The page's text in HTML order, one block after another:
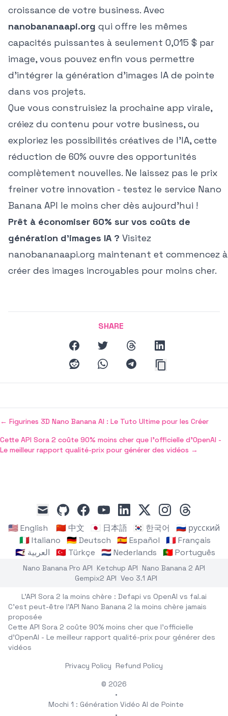
croissance de votre business. Avec
nanobananaapi.org qui offre les mêmes
capacités puissantes à seulement 0,015 $ par
image, vous pouvez enfin vous permettre
d'intégrer la génération d'images IA de pointe
dans vos projets.
Que vous construisiez la prochaine app virale,
créiez du contenu pour votre business, ou
exploriez les possibilités créatives de l'IA, cette
réduction de 60% ouvre des opportunités
complètement nouvelles. Ne laissez pas le prix
freiner votre innovation - testez le service Nano
Banana API le moins cher dès aujourd'hui !
Prêt à économiser 60% sur vos coûts de
génération d'images IA ? Visitez
nanobananaapi.org maintenant et commencez à
créer des images incroyables pour moins cher.
SHARE
facebooktwitter threads
linkedin
reddit
whatsapptelegram
← Figurines 3D Nano Banana AI : Le Tuto Ultime pour les Créer
Cette API Sora 2 coûte 90% moins cher que l'officielle d'OpenAI -
Le meilleur rapport qualité-prix pour générer des vidéos →
mail
githubfacebookyoutubelinkedin
x instagramthreads
🇺🇸 English 🇨🇳 中文 🇯🇵 日本語 🇰🇷 한국어
🇷🇺 русский
🇮🇹 Italiano
🇩🇪 Deutsch 🇪🇸 Español
🇫🇷 Français
🇸🇦 العربية
🇹🇷 Türkçe 🇳🇱 Nederlands 🇵🇹 Português
Nano Banana Pro API Ketchup API Nano Banana 2 API
Gempix2 API Veo 3.1 API
L'API Sora 2 la moins chère : Defapi vs OpenAI vs fal.ai
C'est peut-être l'API Nano Banana 2 la moins chère jamais
proposée
Cette API Sora 2 coûte 90% moins cher que l'officielle
d'OpenAI - Le meilleur rapport qualité-prix pour générer des
vidéos
Privacy Policy Refund Policy
© 2026
•
Mochi 1 : Génération Vidéo AI de Pointe